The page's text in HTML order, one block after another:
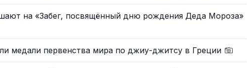
на «Забег, посвящённый дню рождения Деда Мороза»
медали первенства мира по джиу-джитсу в Греции